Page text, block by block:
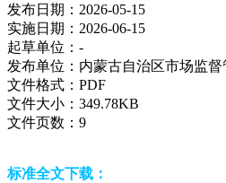
发布日期： 2026-05-15
实施日期： 2026-06-15
起草单位： -
发布单位： 内蒙古自治区市场监督
文件格式： PDF
文件大小： 349.78KB
文件页数： 9
标准全文下载：